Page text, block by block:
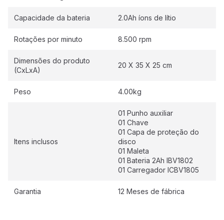
Capacidade da bateria 2.0Ah íons de lítio
Rotações por minuto 8.500 rpm
Dimensões do produto
(CxLxA)
20 X 35 X 25 cm
Peso 4.00kg
Itens inclusos
01 Punho auxiliar
01 Chave
01 Capa de proteção do
disco
01 Maleta
01 Bateria 2Ah IBV1802
01 Carregador ICBV1805
Garantia 12 Meses de fábrica